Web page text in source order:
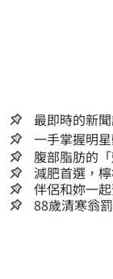
最即時的新
腹部脂肪的
囊，瘦出小
減肥首選，
人生
伴侶和妳一
88歲清寒翁